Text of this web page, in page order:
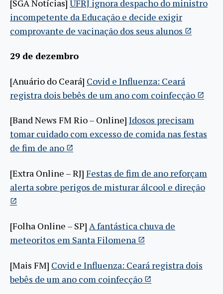
[SGA Notícias] UFRJ ignora despacho do ministro
incompetente da Educação e decide exigir
comprovante de vacinação dos seus alunos
29 de dezembro
[Anuário do Ceará] Covid e Influenza: Ceará
registra dois bebês de um ano com coinfecção
[Band News FM Rio – Online] Idosos precisam
tomar cuidado com excesso de comida nas festas
de fim de ano
[Extra Online – RJ] Festas de fim de ano reforçam
alerta sobre perigos de misturar álcool e direção
[Folha Online – SP] A fantástica chuva de
meteoritos em Santa Filomena
[Mais FM] Covid e Influenza: Ceará registra dois
bebês de um ano com coinfecção